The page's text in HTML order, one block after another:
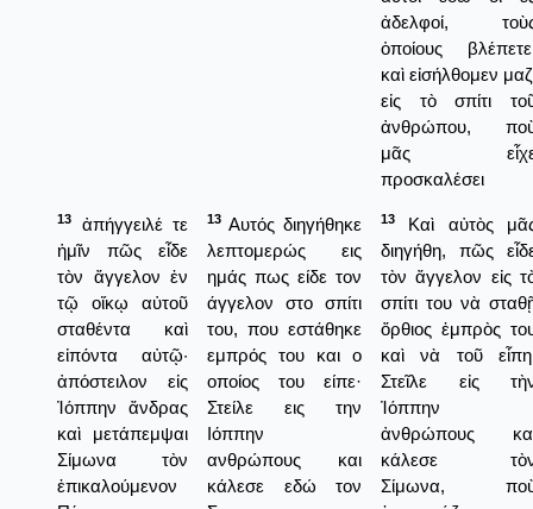
ἀδελφοί,
ὁποίους
καὶ εἰσήλθομεν
εἰς τὸ σπίτι
ἀνθρώπου,
μᾶς
προσκαλέσει
13
ἀπήγγειλέ τε
ἡμῖν πῶς εἶδε
τὸν ἄγγελον ἐν
τῷ οἴκῳ αὐτοῦ
σταθέντα καὶ
εἰπόντα αὐτῷ·
ἀπόστειλον εἰς
Ἰόππην ἄνδρας
καὶ μετάπεμψαι
Σίμωνα τὸν
ἐπικαλούμενον
13 Αυτός διηγήθηκε
λεπτομερώς εις
ημάς πως είδε τον
άγγελον στο σπίτι
του, που εστάθηκε
εμπρός του και ο
οποίος του είπε·
Στείλε εις την
Ιόππην
ανθρώπους και
κάλεσε εδώ τον
13
Καὶ αὐτὸς
διηγήθη, πῶς
τὸν ἄγγελον εἰς
σπίτι του νὰ
ὄρθιος ἐμπρὸς
καὶ νὰ τοῦ
Στεῖλε εἰς
Ἰόππην
ἀνθρώπους
κάλεσε
Σίμωνα,